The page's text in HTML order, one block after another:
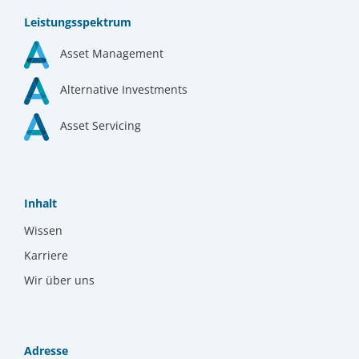
Leistungsspektrum
Asset Management
Alternative Investments
Asset Servicing
Inhalt
Wissen
Karriere
Wir über uns
Adresse